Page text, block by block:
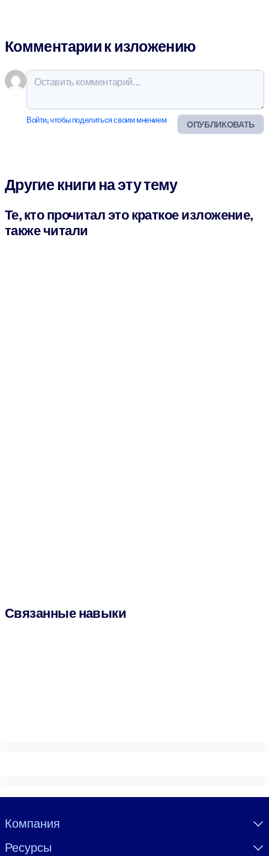
Комментарии к изложению
ОПУБЛИКОВАТЬ
Войти, чтобы поделиться своим мнением
Другие книги на эту тему
Те, кто прочитал это краткое изложение,
также читали
Связанные навыки
Visually hidden Text
Компания
Ресурсы